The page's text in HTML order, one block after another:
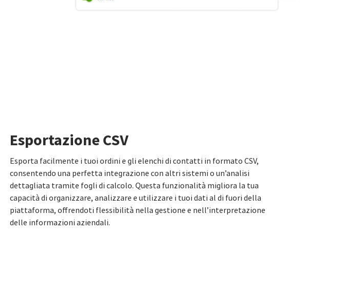
Esportazione CSV
Esporta facilmente i tuoi ordini e gli elenchi di contatti in formato CSV,
consentendo una perfetta integrazione con altri sistemi o un’analisi
dettagliata tramite fogli di calcolo. Questa funzionalità migliora la tua
capacità di organizzare, analizzare e utilizzare i tuoi dati al di fuori della
piattaforma, offrendoti flessibilità nella gestione e nell’interpretazione
delle informazioni aziendali.